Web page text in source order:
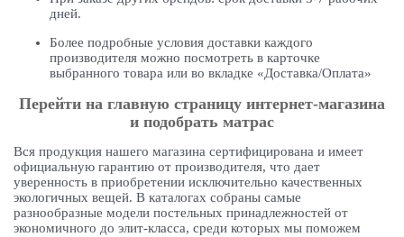
дней.
Более подробные условия доставки каждого
производителя можно посмотреть в карточке
выбранного товара или во вкладке «Доставка/Оплата»
Перейти на главную страницу интернет-магазина
и подобрать матрас
Вся продукция нашего магазина сертифицирована и имеет
официальную гарантию от производителя, что дает
уверенность в приобретении исключительно качественных
экологичных вещей. В каталогах собраны самые
разнообразные модели постельных принадлежностей от
экономичного до элит-класса, среди которых мы поможем